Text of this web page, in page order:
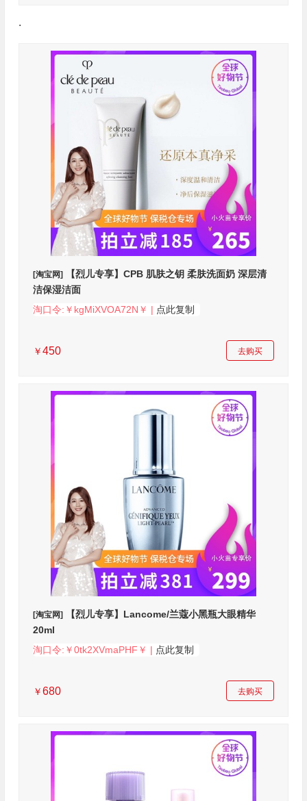
.
[淘宝网]【烈儿专享】CPB 肌肤之钥 柔肤洗面奶 深层清
洁保湿洁面
淘口令:￥kgMiXVOA72N￥ | 点此复制
￥450 去购买
[淘宝网]【烈儿专享】Lancome/兰蔻小黑瓶大眼精华
20ml
淘口令:￥0tk2XVmaPHF￥ | 点此复制
￥680 去购买